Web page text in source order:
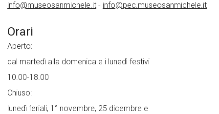
info@museosanmichele.it - info@pec.museosanmichele.it
Orari
Aperto:
dal martedì alla domenica e i lunedì festivi
10.00-18.00
Chiuso:
lunedì feriali, 1° novembre, 25 dicembre e